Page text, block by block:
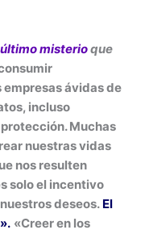
último misterioque
ávidas de
incluso
Muchas
nuestras vidas
nos resulten
solo el incentivo
deseos. El
«Creer en los